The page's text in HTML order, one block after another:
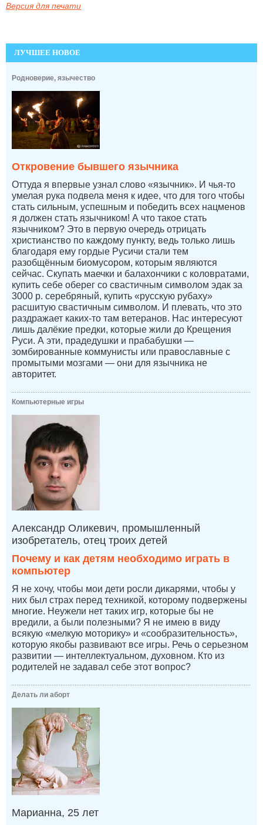
Версия для печати
ЛУЧШЕЕ НОВОЕ
Родноверие, язычество
Откровение бывшего язычника
Оттуда я впервые узнал слово «язычник». И чья-то
умелая рука подвела меня к идее, что для того чтобы
стать сильным, успешным и победить всех нацменов
я должен стать язычником! А что такое стать
язычником? Это в первую очередь отрицать
христианство по каждому пункту, ведь только лишь
благодаря ему гордые Русичи стали тем
разобщённым биомусором, которым являются
сейчас. Скупать маечки и балахончики с коловратами,
купить себе оберег со свастичным символом эдак за
3000 р. серебряный, купить «русскую рубаху»
расшитую свастичным символом. И плевать, что это
раздражает каких-то там ветеранов. Нас интересуют
лишь далёкие предки, которые жили до Крещения
Руси. А эти, прадедушки и прабабушки —
зомбированные коммунисты или православные с
промытыми мозгами — они для язычника не
авторитет.
Компьютерные игры
Александр Оликевич, промышленный
изобретатель, отец троих детей
Почему и как детям необходимо играть в
компьютер
Я не хочу, чтобы мои дети росли дикарями, чтобы у
них был страх перед техникой, которому подвержены
многие. Неужели нет таких игр, которые бы не
вредили, а были полезными? Я не имею в виду
всякую «мелкую моторику» и «сообразительность»,
которую якобы развивают все игры. Речь о серьезном
развитии — интеллектуальном, духовном. Кто из
родителей не задавал себе этот вопрос?
Делать ли аборт
Марианна, 25 лет